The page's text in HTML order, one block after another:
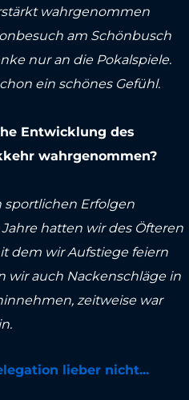
wahrgenommen
am Schönbusch
nur an die Pokalspiele.
ein schönes Gefühl.
Entwicklung des
wahrgenommen?
sportlichen Erfolgen
hatten wir des Öfteren
dem wir Aufstiege feiern
wir auch Nackenschläge in
zeitweise war
lieber nicht...